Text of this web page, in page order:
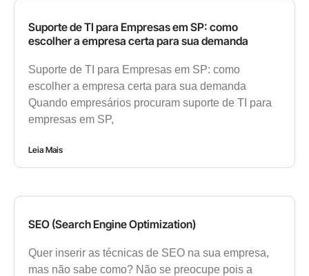
Suporte de TI para Empresas em SP: como
escolher a empresa certa para sua demanda
Suporte de TI para Empresas em SP: como
escolher a empresa certa para sua demanda
Quando empresários procuram suporte de TI para
empresas em SP,
Leia Mais
SEO (Search Engine Optimization)
Quer inserir as técnicas de SEO na sua empresa,
mas não sabe como? Não se preocupe pois a